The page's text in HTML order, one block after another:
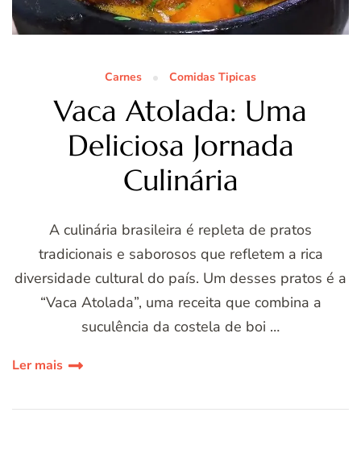
Carnes Comidas Tipicas
Vaca Atolada: Uma
Deliciosa Jornada
Culinária
A culinária brasileira é repleta de pratos
tradicionais e saborosos que refletem a rica
diversidade cultural do país. Um desses pratos é a
“Vaca Atolada”, uma receita que combina a
suculência da costela de boi …
Ler mais